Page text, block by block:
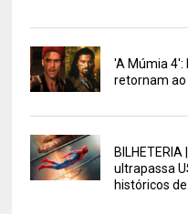
'A Múmia 4':
retornam ao
ultrapassa
históricos